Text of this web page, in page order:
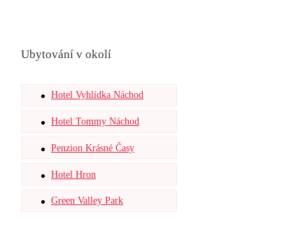
Ubytování v okolí
Hotel Vyhlídka Náchod
Hotel Tommy Náchod
Penzion Krásné Časy
Hotel Hron
Green Valley Park